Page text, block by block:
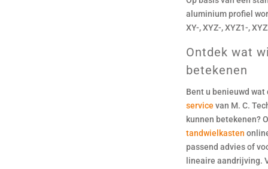
aluminium profiel
XY-, XYZ-, XYZ1-,
Ontdek wat
betekenen
Bent u benieuwd
service van M. C.
kunnen betekenen?
tandwielkasten
passend advies of
lineaire aandrijving.